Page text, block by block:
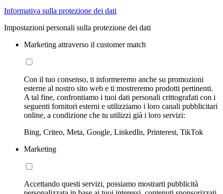
Informativa sulla protezione dei dati
Impostazioni personali sulla protezione dei dati
Marketing attraverso il customer match
Con il tuo consenso, ti informeremo anche su promozioni
esterne al nostro sito web e ti mostreremo prodotti pertinenti.
A tal fine, confrontiamo i tuoi dati personali crittografati con i
seguenti fornitori esterni e utilizziamo i loro canali pubblicitari
online, a condizione che tu utilizzi già i loro servizi:
Bing, Criteo, Meta, Google, LinkedIn, Printerest, TikTok
Marketing
Accettando questi servizi, possiamo mostrarti pubblicità